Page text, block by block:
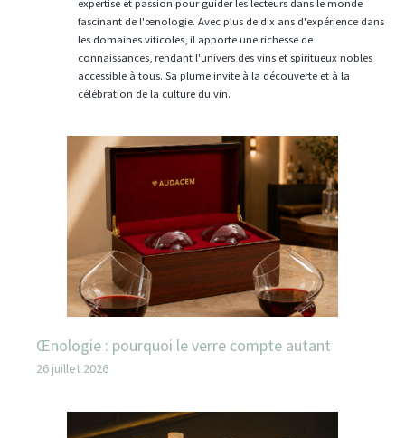
expertise et passion pour guider les lecteurs dans le monde
fascinant de l'œnologie. Avec plus de dix ans d'expérience dans
les domaines viticoles, il apporte une richesse de
connaissances, rendant l'univers des vins et spiritueux nobles
accessible à tous. Sa plume invite à la découverte et à la
célébration de la culture du vin.
Œnologie : pourquoi le verre compte autant
26 juillet 2026